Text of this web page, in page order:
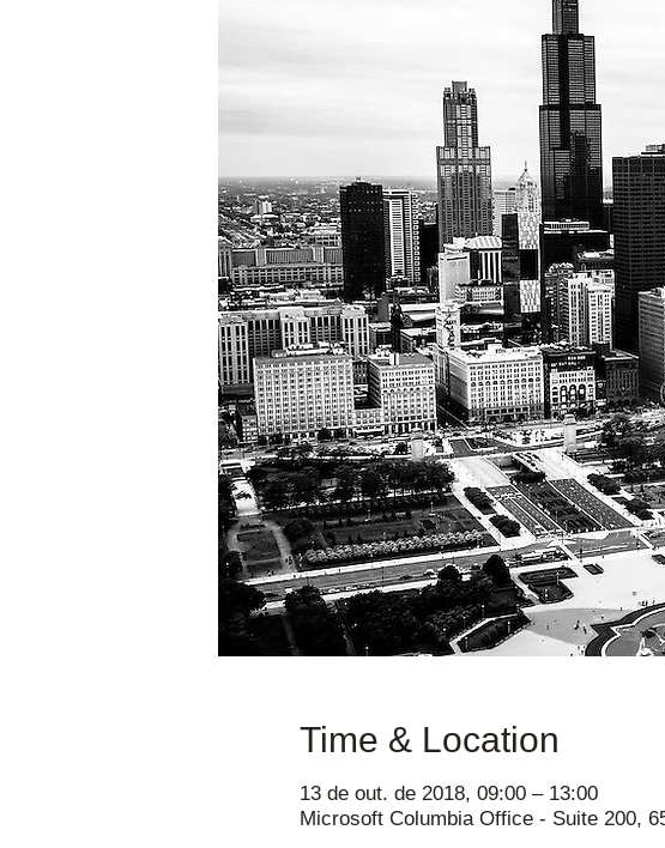
Time & Location
13 de out. de 2018, 09:00 – 13:00
Microsoft Columbia Office - Suite 200,